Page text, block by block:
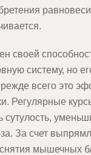
своей
систему, но
всего это
Регулярные
сутулость,
За счет
снятия мышечных